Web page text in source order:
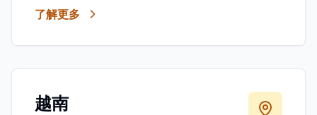
了解更多
越南